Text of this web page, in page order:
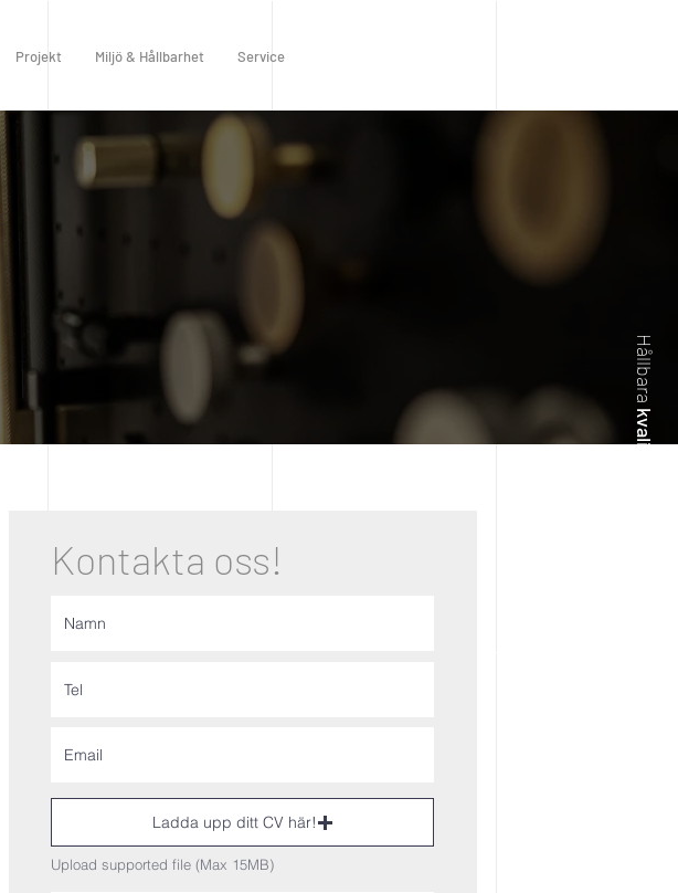
Hållbara
kvalitetskök
Projekt Miljö & Hållbarhet Service
Kontakta oss!
Ladda upp ditt CV här!
Upload supported file (Max 15MB)